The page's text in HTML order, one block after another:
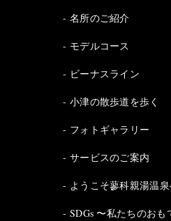
名所のご紹介
モデルコース
ビーナスライン
小津の散歩道を歩く
フォトギャラリー
サービスのご案内
ようこそ蓼科親湯温
SDGs 〜私たちのおも